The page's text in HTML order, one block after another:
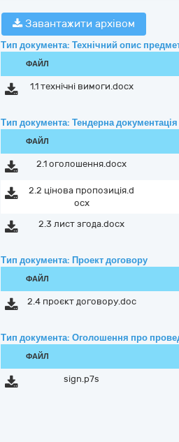
Завантажити архівом
Тип документа: Технічний опис
ФАЙЛ
1.1 технічні вимоги.docx
Тип документа: Тендерна документація
ФАЙЛ
2.1 оголошення.docx
2.2 цінова пропозиція.d
ocx
2.3 лист згода.docx
Тип документа: Проект договору
ФАЙЛ
2.4 проєкт договору.doc
Тип документа: Оголошення про
ФАЙЛ
sign.p7s